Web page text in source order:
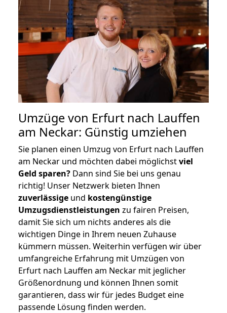
Umzüge von Erfurt nach Lauffen
am Neckar: Günstig umziehen
Sie planen einen Umzug von Erfurt nach Lauffen
am Neckar und möchten dabei möglichstviel
Geld sparen? Dann sind Sie bei uns genau
richtig! Unser Netzwerk bieten Ihnen
zuverlässige und kostengünstige
Umzugsdienstleistungen zu fairen Preisen,
damit Sie sich um nichts anderes als die
wichtigen Dinge in Ihrem neuen Zuhause
kümmern müssen. Weiterhin verfügen wir über
umfangreiche Erfahrung mit Umzügen von
Erfurt nach Lauffen am Neckar mit jeglicher
Größenordnung und können Ihnen somit
garantieren, dass wir für jedes Budget eine
passende Lösung finden werden.